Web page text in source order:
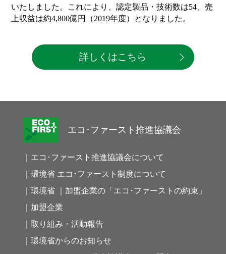
いたしました。これにより、認定製品・技術数は54、売
上収益は約4,800億円（2019年度）となりました。
詳しくはこちら
エコ･ファースト推進協議会
｜エコ･ファースト推進協議会について
｜環境省 エコ･ファースト制度について
｜環境省 ｜加盟企業の「エコ･ファーストの約束」
｜加盟企業
｜取り組み・活動報告
｜環境省からのお知らせ